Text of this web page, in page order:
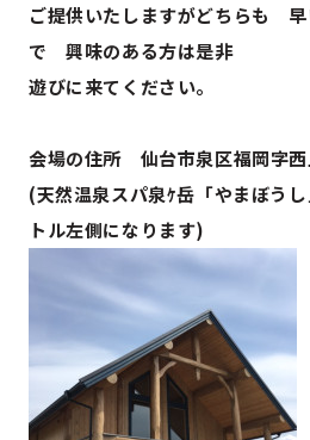
ご提供いたしますがどちらも
で 興味のある方は是非
遊びに来てください。
会場の住所 仙台市泉区福岡字
(天然温泉スパ泉ｹ岳「やまぼう
トル左側になります)